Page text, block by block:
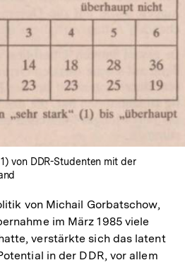
In
Lightbox
öffnen
von DDR-Studenten mit der
von Michail Gorbatschow,
im März 1985 viele
verstärkte sich das latent
in der DDR, vor allem